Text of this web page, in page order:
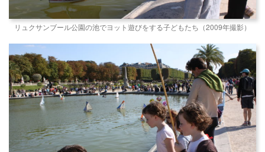
リュクサンブール公園の池でヨット遊びをする子どもたち（2009年撮影）